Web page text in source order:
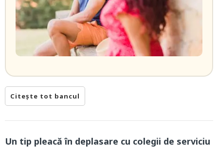
Citește tot bancul
Un tip pleacă în deplasare cu colegii de serviciu